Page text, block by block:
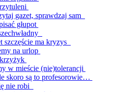
gazet, sprawdzaj sam
głupot
szczęście ma kryzys
na urlop
w mieście (nie)tolerancji
skoro są to profesorowie…
nie robi